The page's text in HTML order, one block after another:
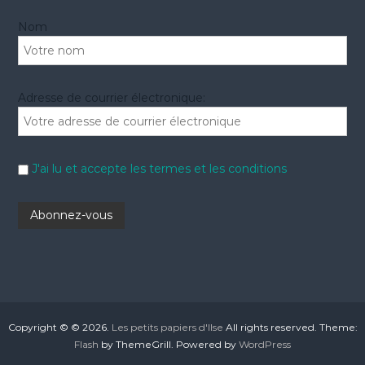
Nom
Adresse de courrier électronique:
J'ai lu et accepte les termes et les conditions
Copyright © © 2026. Les petits papiers d'Ilse All rights reserved. Theme:
Flash by ThemeGrill. Powered by WordPress